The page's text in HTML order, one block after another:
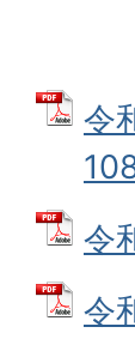
令
令
令